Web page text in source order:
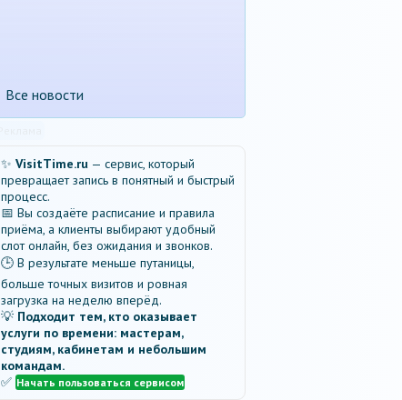
Все новости
✨ VisitTime.ru — сервис, который
превращает запись в понятный и быстрый
процесс.
📅 Вы создаёте расписание и правила
приёма, а клиенты выбирают удобный
слот онлайн, без ожидания и звонков.
🕒 В результате меньше путаницы,
больше точных визитов и ровная
загрузка на неделю вперёд.
💡 Подходит тем, кто оказывает
услуги по времени: мастерам,
студиям, кабинетам и небольшим
командам.
✅ Начать пользоваться сервисом